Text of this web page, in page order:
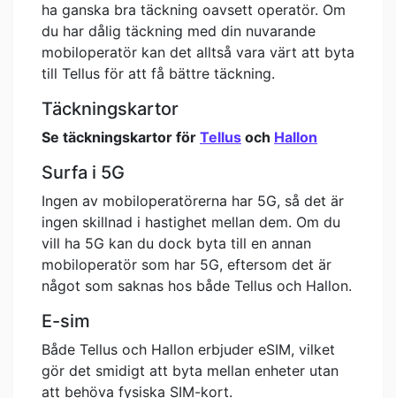
ha ganska bra täckning oavsett operatör. Om
du har dålig täckning med din nuvarande
mobiloperatör kan det alltså vara värt att byta
till Tellus för att få bättre täckning.
Täckningskartor
Se täckningskartor för Tellus och Hallon
Surfa i 5G
Ingen av mobiloperatörerna har 5G, så det är
ingen skillnad i hastighet mellan dem. Om du
vill ha 5G kan du dock byta till en annan
mobiloperatör som har 5G, eftersom det är
något som saknas hos både Tellus och Hallon.
E-sim
Både Tellus och Hallon erbjuder eSIM, vilket
gör det smidigt att byta mellan enheter utan
att behöva fysiska SIM-kort.